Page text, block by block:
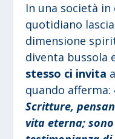
In una società in
quotidiano
dimensione
diventa bussola
stesso ci invita
quando afferma:
Scritture,
vita eterna;